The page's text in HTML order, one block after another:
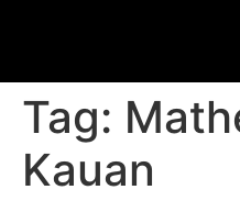
Tag:
Kauan